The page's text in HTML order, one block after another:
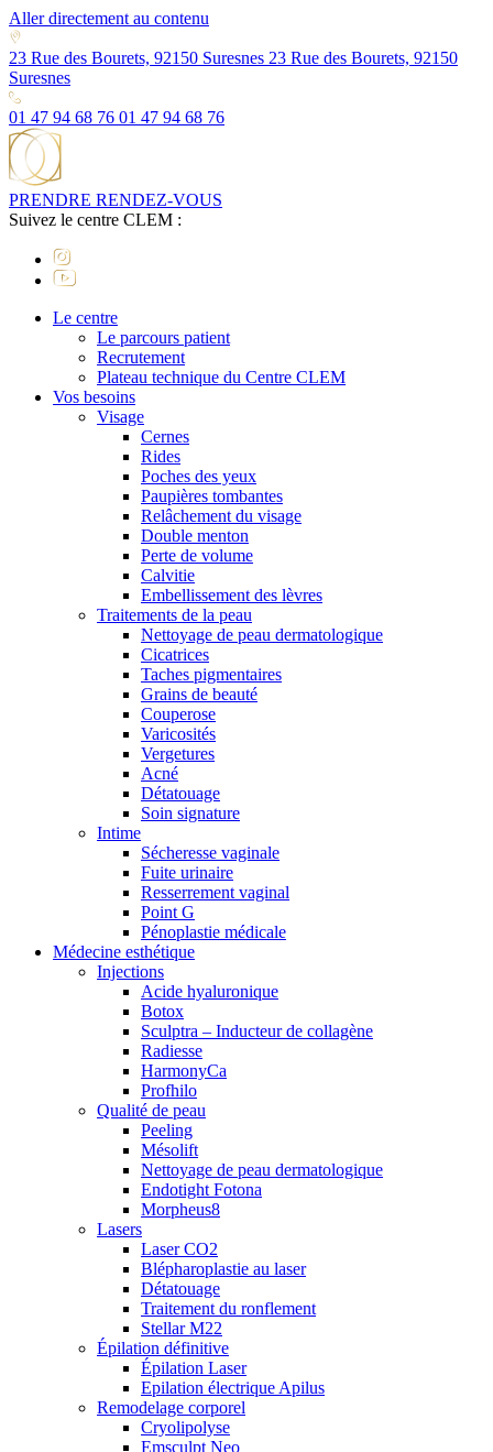
Aller directement au contenu
23 Rue des Bourets, 92150 Suresnes 23 Rue des Bourets, 92150
Suresnes
01 47 94 68 76 01 47 94 68 76
PRENDRE RENDEZ-VOUS
Suivez le centre CLEM :
Le centre
Le parcours patient
Recrutement
Plateau technique du Centre CLEM
Vos besoins
Visage
Cernes
Rides
Poches des yeux
Paupières tombantes
Relâchement du visage
Double menton
Perte de volume
Calvitie
Embellissement des lèvres
Traitements de la peau
Nettoyage de peau dermatologique
Cicatrices
Taches pigmentaires
Grains de beauté
Couperose
Varicosités
Vergetures
Acné
Détatouage
Soin signature
Intime
Sécheresse vaginale
Fuite urinaire
Resserrement vaginal
Point G
Pénoplastie médicale
Médecine esthétique
Injections
Acide hyaluronique
Botox
Sculptra – Inducteur de collagène
Radiesse
HarmonyCa
Profhilo
Qualité de peau
Peeling
Mésolift
Nettoyage de peau dermatologique
Endotight Fotona
Morpheus8
Lasers
Laser CO2
Blépharoplastie au laser
Détatouage
Traitement du ronflement
Stellar M22
Épilation définitive
Épilation Laser
Epilation électrique Apilus
Remodelage corporel
Cryolipolyse
Emsculpt Neo